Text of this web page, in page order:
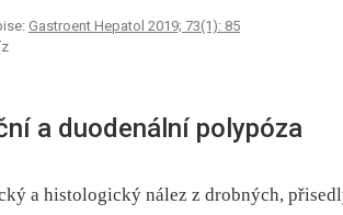
Gastroent Hepatol 2019; 73(1): 85
a duodenální polypóza
a histologický nález z drobných,